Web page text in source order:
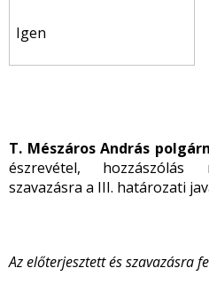
Igen
T. Mészáros András
észrevétel,
szavazásra a III. határozati
Az előterjesztett és szavazásra